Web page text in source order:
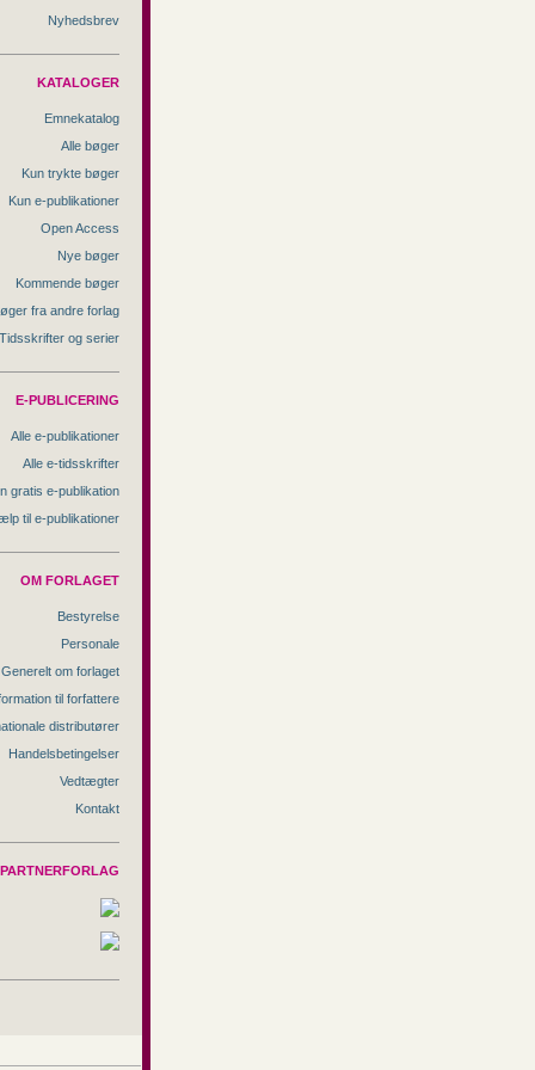
Nyhedsbrev
KATALOGER
Emnekatalog
Alle bøger
Kun trykte bøger
Kun e-publikationer
Open Access
Nye bøger
Kommende bøger
fra andre forlag
Tidsskrifter og serier
E-PUBLICERING
Alle e-publikationer
Alle e-tidsskrifter
gratis e-publikation
til e-publikationer
OM FORLAGET
Bestyrelse
Personale
Generelt om forlaget
til forfattere
distributører
Handelsbetingelser
Vedtægter
Kontakt
PARTNERFORLAG